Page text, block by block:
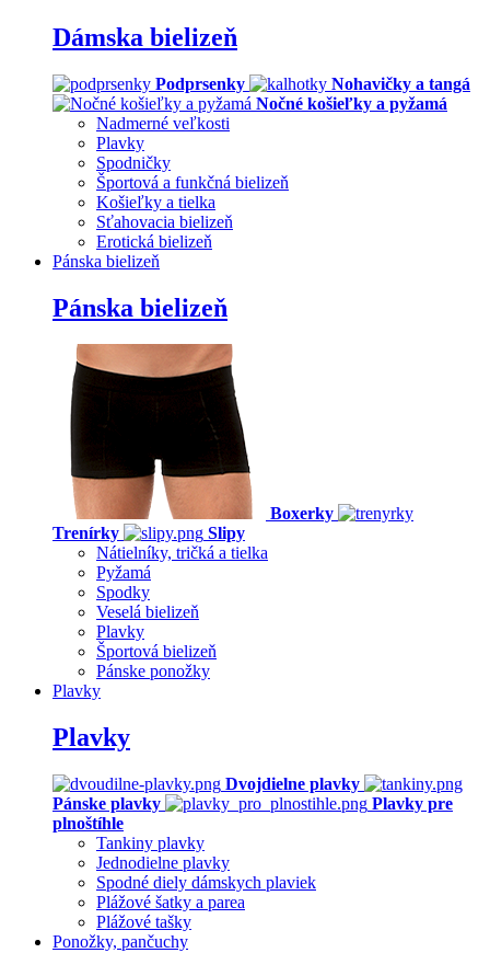
Dámska bielizeň
Podprsenky
Nohavičky a tangá
Nočné košieľky a pyžamá
Nadmerné veľkosti
Plavky
Spodničky
Športová a funkčná bielizeň
Košieľky a tielka
Sťahovacia bielizeň
Erotická bielizeň
Pánska bielizeň
Pánska bielizeň
Boxerky
Trenírky
Slipy
Nátielníky, tričká a tielka
Pyžamá
Spodky
Veselá bielizeň
Plavky
Športová bielizeň
Pánske ponožky
Plavky
Plavky
Dvojdielne plavky
Pánske plavky
Plavky pre
plnoštíhle
Tankiny plavky
Jednodielne plavky
Spodné diely dámskych plaviek
Plážové šatky a parea
Plážové tašky
Ponožky, pančuchy